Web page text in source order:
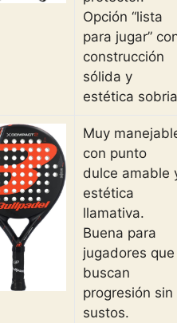
Opción “lista
para jugar”
construcción
sólida y
estética
Muy
con punto
dulce amable
estética
llamativa.
Buena para
jugadores que
buscan
progresión sin
sustos.